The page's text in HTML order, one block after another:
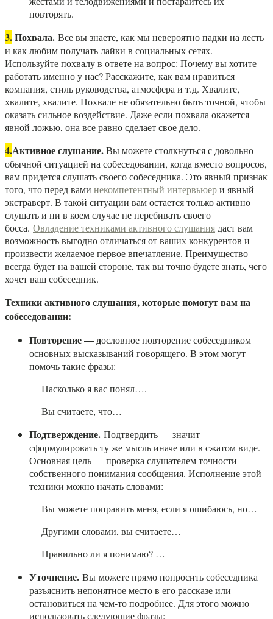
повторять.
3.Похвала. Все вы знаете, как мы невероятно падки на лесть
и как любим получать лайки в социальных сетях.
Используйте похвалу в ответе на вопрос: Почему вы хотите
работать именно у нас? Расскажите, как вам нравиться
компания, стиль руководства, атмосфера и т.д. Хвалите,
хвалите, хвалите. Похвале не обязательно быть точной, чтобы
оказать сильное воздействие. Даже если похвала окажется
явной ложью, она все равно сделает свое дело.
4.Активное слушание.Вы можете столкнуться с довольно
обычной ситуацией на собеседовании, когда вместо вопросов,
вам придется слушать своего собеседника. Это явный признак
того, что перед вами некомпетентный интервьюери явный
экстраверт. В такой ситуации вам остается только активно
слушать и ни в коем случае не перебивать своего
босса. Овладение техниками активного слушания даст вам
возможность выгодно отличаться от ваших конкурентов и
произвести желаемое первое впечатление. Преимущество
всегда будет на вашей стороне, так вы точно будете знать, чего
хочет ваш собеседник.
Техники активного слушания, которые помогут вам на
собеседовании:
Повторение — дословное повторение собеседником
основных высказываний говорящего. В этом могут
помочь такие фразы:
Насколько я вас понял….
Вы считаете, что…
Подтверждение. Подтвердить — значит
сформулировать ту же мысль иначе или в сжатом виде.
Основная цель — проверка слушателем точности
собственного понимания сообщения. Исполнение этой
техники можно начать словами:
Вы можете поправить меня, если я ошибаюсь, но…
Другими словами, вы считаете…
Правильно ли я понимаю? …
Уточнение. Вы можете прямо попросить собеседника
разъяснить непонятное место в его рассказе или
остановиться на чем-то подробнее. Для этого можно
использовать следующие фразы: